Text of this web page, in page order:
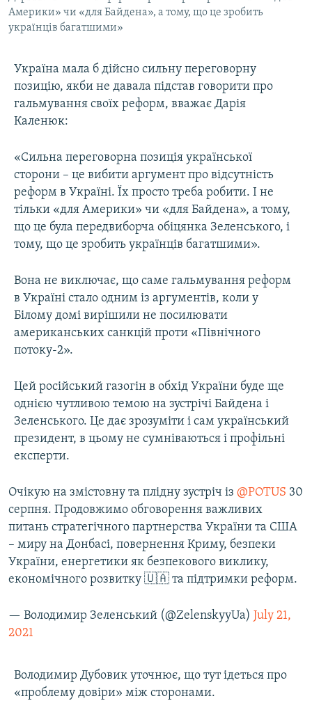
Америки» чи «для Байдена», а тому, що це зробить
українців багатшими»
Україна мала б дійсно сильну переговорну
позицію, якби не давала підстав говорити про
гальмування своїх реформ, вважає Дарія
Каленюк:
«Сильна переговорна позиція української
сторони – це вибити аргумент про відсутність
реформ в Україні. Їх просто треба робити. І не
тільки «для Америки» чи «для Байдена», а тому,
що це була передвиборча обіцянка Зеленського, і
тому, що це зробить українців багатшими».
Вона не виключає, що саме гальмування реформ
в Україні стало одним із аргументів, коли у
Білому домі вирішили не посилювати
американських санкцій проти «Північного
потоку-2».
Цей російський газогін в обхід України буде ще
однією чутливою темою на зустрічі Байдена і
Зеленського. Це дає зрозуміти і сам український
президент, в цьому не сумніваються і профільні
експерти.
Очікую на змістовну та плідну зустріч із @POTUS 30
серпня. Продовжимо обговорення важливих
питань стратегічного партнерства України та США
– миру на Донбасі, повернення Криму, безпеки
України, енергетики як безпекового виклику,
економічного розвитку 🇺🇦 та підтримки реформ.
— Володимир Зеленський (@ZelenskyyUa) July 21,
2021
Володимир Дубовик уточнює, що тут ідеться про
«проблему довіри» між сторонами.